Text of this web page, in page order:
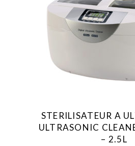
STERILISATEUR A
ULTRASONIC
– 2.5L